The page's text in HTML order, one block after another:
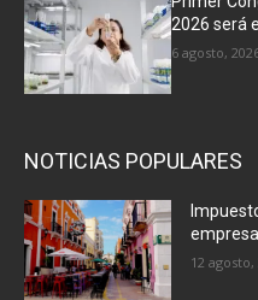
2026 será
6 agosto,
NOTICIAS POPULARES
12 agosto,